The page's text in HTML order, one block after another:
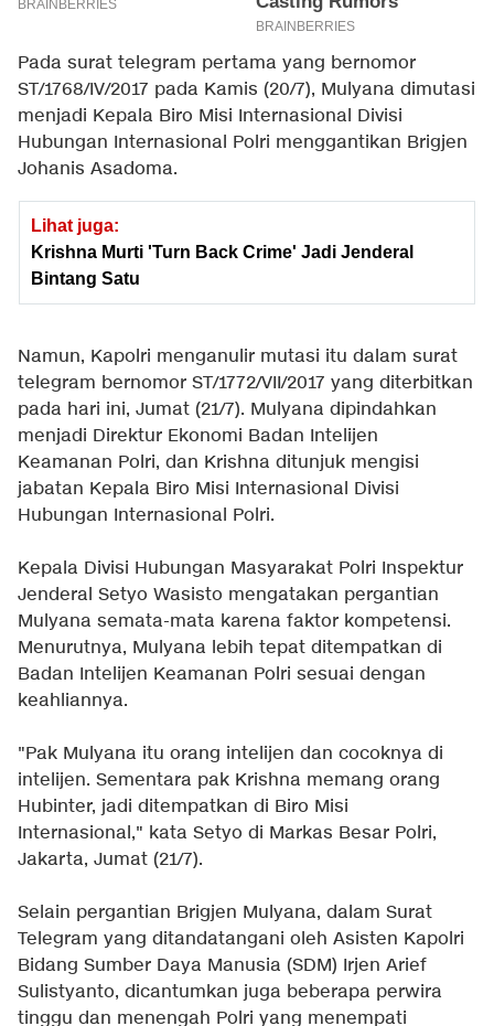
Pada surat telegram pertama yang bernomor
ST/1768/IV/2017 pada Kamis (20/7), Mulyana dimutasi
menjadi Kepala Biro Misi Internasional Divisi
Hubungan Internasional Polri menggantikan Brigjen
Johanis Asadoma.
Lihat juga:
Krishna Murti 'Turn Back Crime' Jadi Jenderal
Bintang Satu
Namun, Kapolri menganulir mutasi itu dalam surat
telegram bernomor ST/1772/VII/2017 yang diterbitkan
pada hari ini, Jumat (21/7). Mulyana dipindahkan
menjadi Direktur Ekonomi Badan Intelijen
Keamanan Polri, dan Krishna ditunjuk mengisi
jabatan Kepala Biro Misi Internasional Divisi
Hubungan Internasional Polri.
Kepala Divisi Hubungan Masyarakat Polri Inspektur
Jenderal Setyo Wasisto mengatakan pergantian
Mulyana semata-mata karena faktor kompetensi.
Menurutnya, Mulyana lebih tepat ditempatkan di
Badan Intelijen Keamanan Polri sesuai dengan
keahliannya.
"Pak Mulyana itu orang intelijen dan cocoknya di
intelijen. Sementara pak Krishna memang orang
Hubinter, jadi ditempatkan di Biro Misi
Internasional," kata Setyo di Markas Besar Polri,
Jakarta, Jumat (21/7).
Selain pergantian Brigjen Mulyana, dalam Surat
Telegram yang ditandatangani oleh Asisten Kapolri
Bidang Sumber Daya Manusia (SDM) Irjen Arief
Sulistyanto, dicantumkan juga beberapa perwira
tinggu dan menengah Polri yang menempati